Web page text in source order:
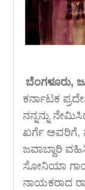
ಬೆಂಗಳೂರು,
ಕರ್ನಾಟಕ
ನನ್ನನ್ನು
ಖರ್ಗೆ ಅವರಿಗೆ,
ಜವಾಬ್ದಾರಿ
ಸೋನಿಯಾ
ನಾಯಕರಾದ